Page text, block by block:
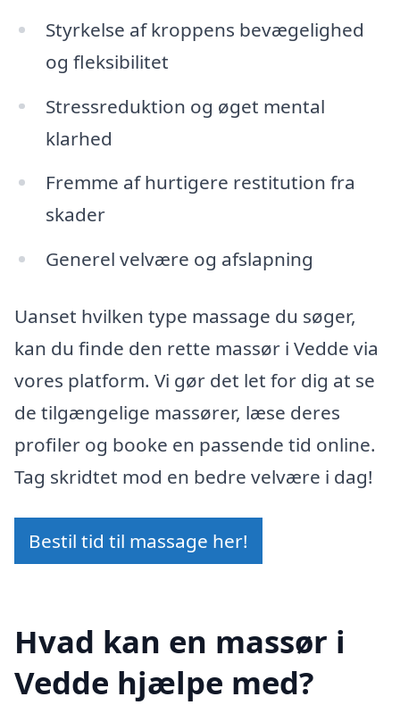
Styrkelse af kroppens bevægelighed
og fleksibilitet
Stressreduktion og øget mental
klarhed
Fremme af hurtigere restitution fra
skader
Generel velvære og afslapning
Uanset hvilken type massage du søger,
kan du finde den rette massør i Vedde via
vores platform. Vi gør det let for dig at se
de tilgængelige massører, læse deres
profiler og booke en passende tid online.
Tag skridtet mod en bedre velvære i dag!
Bestil tid til massage her!
Hvad kan en massør i
Vedde hjælpe med?